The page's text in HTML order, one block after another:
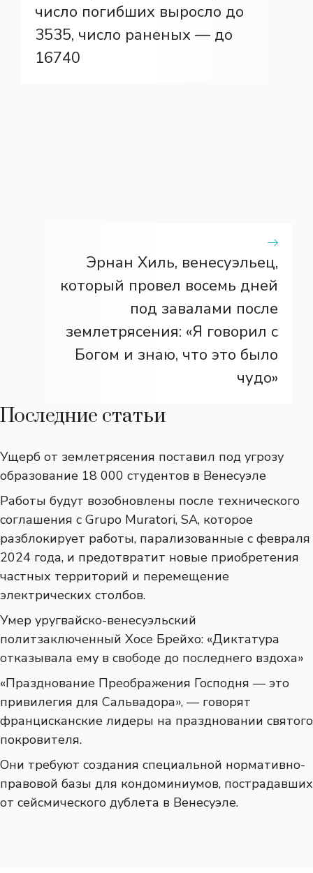
число погибших выросло до
3535, число раненых — до
16740
Эрнан Хиль, венесуэльец,
который провел восемь дней
под завалами после
землетрясения: «Я говорил с
Богом и знаю, что это было
чудо»
Последние статьи
Ущерб от землетрясения поставил под угрозу
образование 18 000 студентов в Венесуэле
Работы будут возобновлены после технического
соглашения с Grupo Muratori, SA, которое
разблокирует работы, парализованные с февраля
2024 года, и предотвратит новые приобретения
частных территорий и перемещение
электрических столбов.
Умер уругвайско-венесуэльский
политзаключенный Хосе Брейхо: «Диктатура
отказывала ему в свободе до последнего вздоха»
«Празднование Преображения Господня — это
привилегия для Сальвадора», — говорят
францисканские лидеры на праздновании святого
покровителя.
Они требуют создания специальной нормативно-
правовой базы для кондоминиумов, пострадавших
от сейсмического дублета в Венесуэле.